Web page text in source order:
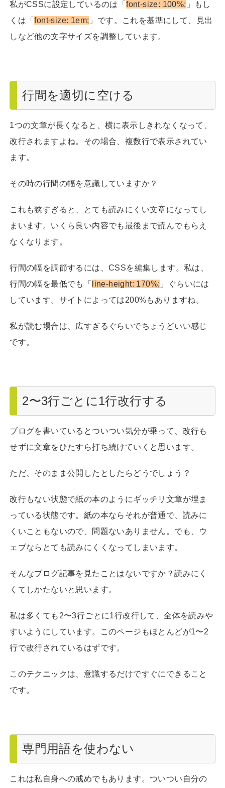
私がCSSに設定しているのは「font-size: 100%; 」もし
くは「font-size: 1em; 」です。これを基準にして、見出
しなど他の文字サイズを調整しています。
行間を適切に空ける
1つの文章が長くなると、横に表示しきれなくなって、
改行されますよね。その場合、複数行で表示されてい
ます。
その時の行間の幅を意識していますか？
これも狭すぎると、とても読みにくい文章になってし
まいます。いくら良い内容でも最後まで読んでもらえ
なくなります。
行間の幅を調節するには、CSSを編集します。私は、
行間の幅を最低でも「
line-height: 170%; 」ぐらいには
しています。サイトによっては200%もありますね。
私が読む場合は、広すぎるぐらいでちょうどいい感じ
です。
2〜3行ごとに1行改行する
ブログを書いているとついつい気分が乗って、改行も
せずに文章をひたすら打ち続けていくと思います。
ただ、そのまま公開したとしたらどうでしょう？
改行もない状態で紙の本のようにギッチリ文章が埋ま
っている状態です。紙の本ならそれが普通で、読みに
くいこともないので、問題ないありません。でも、ウ
ェブならとても読みにくくなってしまいます。
そんなブログ記事を見たことはないですか？読みにく
くてしかたないと思います。
私は多くても2〜3行ごとに1行改行して、全体を読みや
すいようにしています。このページもほとんどが1〜2
行で改行されているはずです。
このテクニックは、意識するだけですぐにできること
です。
専門用語を使わない
これは私自身への戒めでもあります。ついつい自分の